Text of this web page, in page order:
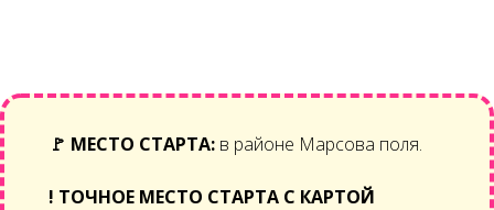
🚩 МЕСТО СТАРТА: в районе Марсова поля.
! ТОЧНОЕ МЕСТО СТАРТА С КАРТОЙ